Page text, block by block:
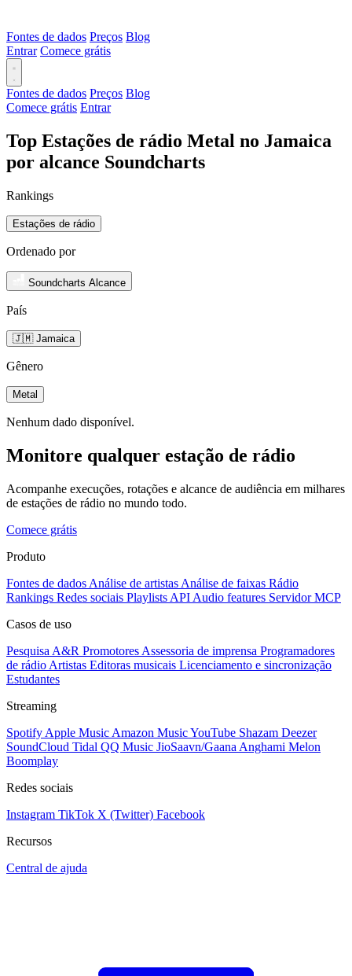
Fontes de dados Preços Blog
Entrar Comece grátis
Fontes de dados Preços Blog
Comece grátis Entrar
Top Estações de rádio Metal no Jamaica
por alcance Soundcharts
Rankings
Estações de rádio
Ordenado por
Soundcharts Alcance
País
🇯🇲 Jamaica
Gênero
Metal
Nenhum dado disponível.
Monitore qualquer estação de rádio
Acompanhe execuções, rotações e alcance de audiência em milhares
de estações de rádio no mundo todo.
Comece grátis
Produto
Fontes de dados Análise de artistas Análise de faixas Rádio
Rankings Redes sociais Playlists API Audio features Servidor MCP
Casos de uso
Pesquisa A&R Promotores Assessoria de imprensa Programadores
de rádio Artistas Editoras musicais Licenciamento e sincronização
Estudantes
Streaming
Spotify Apple Music Amazon MusicYouTube Shazam Deezer
SoundCloud Tidal QQ Music JioSaavn/Gaana Anghami Melon
Boomplay
Redes sociais
Instagram TikTok X (Twitter) Facebook
Recursos
Central de ajuda